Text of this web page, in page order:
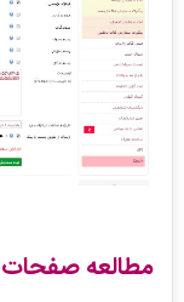
مطالعه صفحات